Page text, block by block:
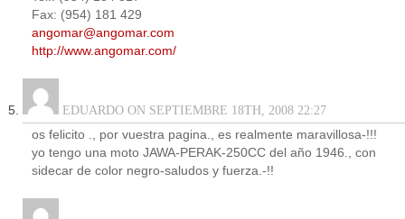
Fax: (954) 181 429
angomar@angomar.com
http://www.angomar.com/
EDUARDO ON SEPTIEMBRE 18TH, 2008 22:27
os felicito ., por vuestra pagina., es realmente maravillosa-!!!
yo tengo una moto JAWA-PERAK-250CC del año 1946., con
sidecar de color negro-saludos y fuerza.-!!